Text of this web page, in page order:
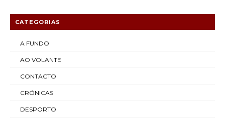
CATEGORIAS
A FUNDO
AO VOLANTE
CONTACTO
CRÓNICAS
DESPORTO